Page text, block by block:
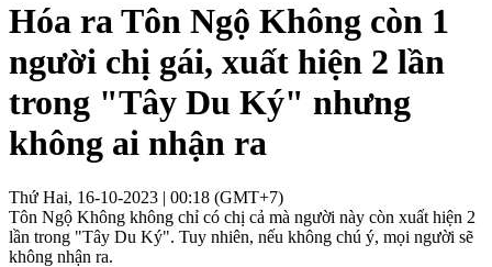
Hóa ra Tôn Ngộ Không còn 1
người chị gái, xuất hiện 2 lần
trong "Tây Du Ký" nhưng
không ai nhận ra
Thứ Hai, 16-10-2023 | 00:18 (GMT+7)
Tôn Ngộ Không không chỉ có chị cả mà người này còn xuất hiện 2
lần trong "Tây Du Ký". Tuy nhiên, nếu không chú ý, mọi người sẽ
không nhận ra.